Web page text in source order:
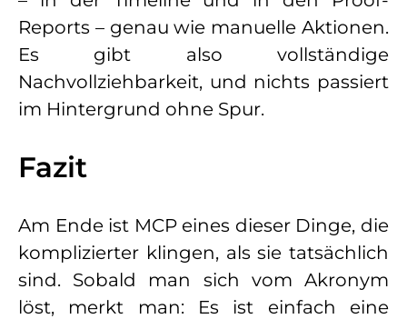
Reports – genau wie manuelle Aktionen.
Es gibt also vollständige
Nachvollziehbarkeit, und nichts passiert
im Hintergrund ohne Spur.
Fazit
Am Ende ist MCP eines dieser Dinge, die
komplizierter klingen, als sie tatsächlich
sind. Sobald man sich vom Akronym
löst, merkt man: Es ist einfach eine